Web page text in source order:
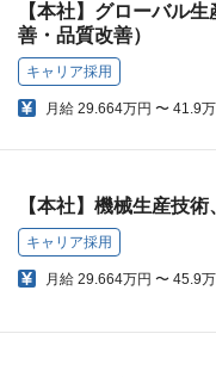
【本社】グローバル
善・品質改善）
キャリア採用
月給 29.664万円 〜 41.9
【本社】機械生産技
キャリア採用
月給 29.664万円 〜 45.9